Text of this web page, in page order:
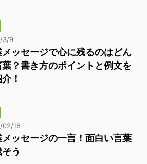
3/9
ッセージで心に残るのはどん
？書き方のポイントと例文を
！
02/16
ッセージの一言！面白い言葉
う